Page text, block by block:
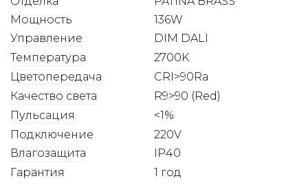
Мощность
136W
Пульсация
<1%
Подключение
220V
Цветопередача
CRI>90Ra
Качество света
R9>90 (Red)
Влагозащита IP40
Управление
DIM DALI
Температура
2700K
Гарантия 1 год